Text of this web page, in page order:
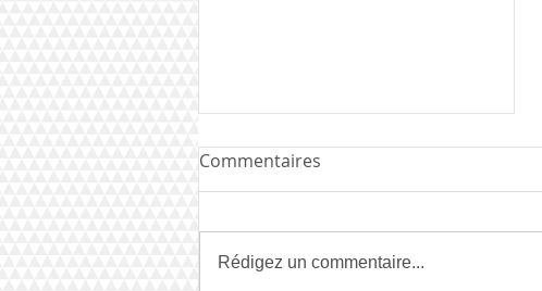
Commentaires
Rédigez un commentaire...